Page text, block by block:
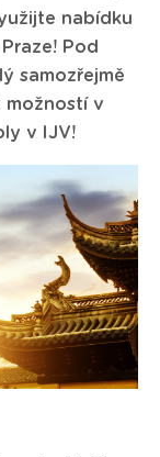
nabídku
Pod
samozřejmě
možností v
v IJV!